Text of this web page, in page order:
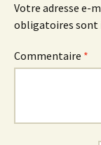
Votre adresse e-
obligatoires sont
Commentaire *